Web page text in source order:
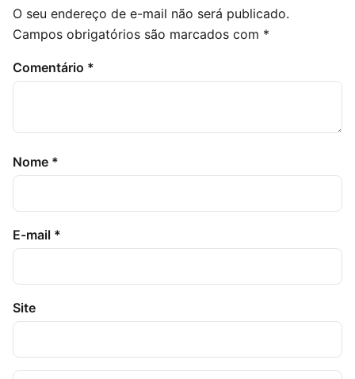
O seu endereço de e-mail não será publicado.
Campos obrigatórios são marcados com *
Comentário *
Nome *
E-mail *
Site